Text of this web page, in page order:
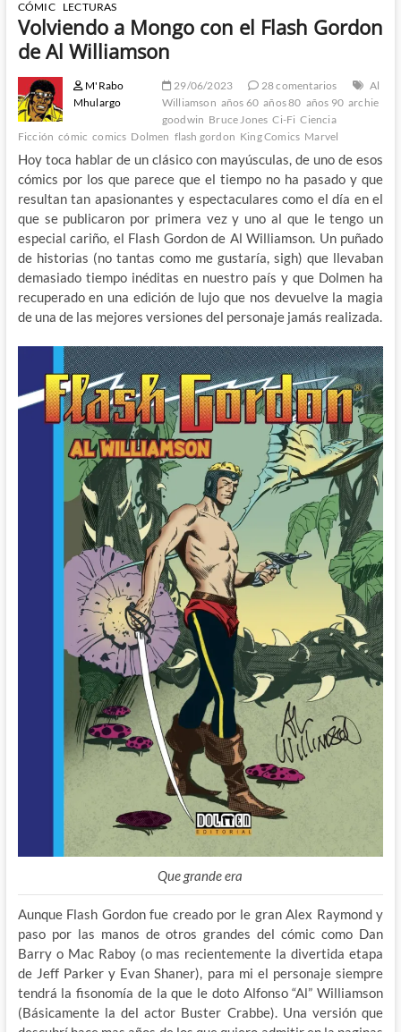
CÓMIC LECTURAS
Volviendo a Mongo con el Flash Gordon
de Al Williamson
M'Rabo
Mhulargo
29/06/2023 28 comentarios
Al
Williamson años 60 años 80 años 90 archie
goodwin Bruce Jones Ci-Fi Ciencia
Ficción cómic comics Dolmen flash gordon King Comics Marvel
Hoy toca hablar de un clásico con mayúsculas, de uno de esos
cómics por los que parece que el tiempo no ha pasado y que
resultan tan apasionantes y espectaculares como el día en el
que se publicaron por primera vez y uno al que le tengo un
especial cariño, el Flash Gordon de Al Williamson. Un puñado
de historias (no tantas como me gustaría, sigh) que llevaban
demasiado tiempo inéditas en nuestro país y que Dolmen ha
recuperado en una edición de lujo que nos devuelve la magia
de una de las mejores versiones del personaje jamás realizada.
Que grande era
Aunque Flash Gordon fue creado por le gran Alex Raymond y
paso por las manos de otros grandes del cómic como Dan
Barry o Mac Raboy (o mas recientemente la divertida etapa
de Jeff Parker y Evan Shaner), para mi el personaje siempre
tendrá la fisonomía de la que le doto Alfonso “Al” Williamson
(Básicamente la del actor Buster Crabbe). Una versión que